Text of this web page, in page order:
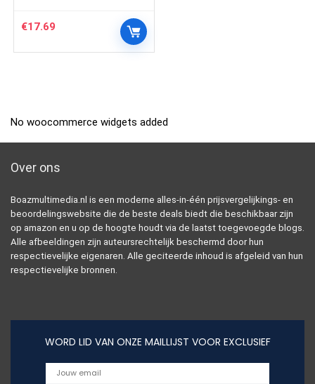
€17.69
No woocommerce widgets added
Over ons
Boazmultimedia.nl is een moderne alles-in-één prijsvergelijkings- en
beoordelingswebsite die de beste deals biedt die beschikbaar zijn
op amazon en u op de hoogte houdt via de laatst toegevoegde blogs.
Alle afbeeldingen zijn auteursrechtelijk beschermd door hun
respectievelijke eigenaren. Alle geciteerde inhoud is afgeleid van hun
respectievelijke bronnen.
WORD LID VAN ONZE MAILLIJST VOOR EXCLUSIEF